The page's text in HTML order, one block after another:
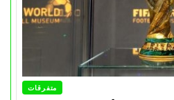
متفرقات